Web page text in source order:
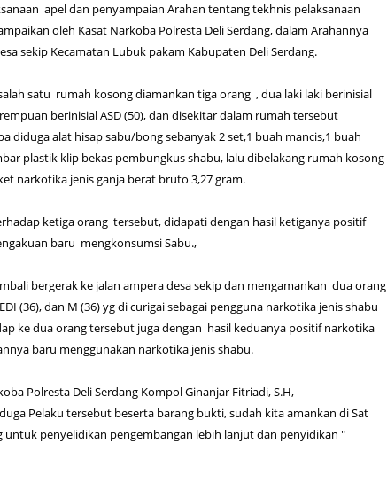
apel dan penyampaian Arahan tentang tekhnis pelaksanaan
oleh Kasat Narkoba Polresta Deli Serdang, dalam Arahannya
sekip Kecamatan Lubuk pakam Kabupaten Deli Serdang.
satu rumah kosong diamankan tiga orang , dua laki laki berinisial
berinisial ASD (50), dan disekitar dalam rumah tersebut
diduga alat hisap sabu/bong sebanyak 2 set,1 buah mancis,1 buah
plastik klip bekas pembungkus shabu, lalu dibelakang rumah kosong
narkotika jenis ganja berat bruto 3,27 gram.
ketiga orang tersebut, didapati dengan hasil ketiganya positif
baru mengkonsumsi Sabu.,
bergerak ke jalan ampera desa sekip dan mengamankan dua orang
(36), dan M (36) yg di curigai sebagai pengguna narkotika jenis shabu
ke dua orang tersebut juga dengan hasil keduanya positif narkotika
baru menggunakan narkotika jenis shabu.
Polresta Deli Serdang Kompol Ginanjar Fitriadi, S.H,
Pelaku tersebut beserta barang bukti, sudah kita amankan di Sat
untuk penyelidikan pengembangan lebih lanjut dan penyidikan "